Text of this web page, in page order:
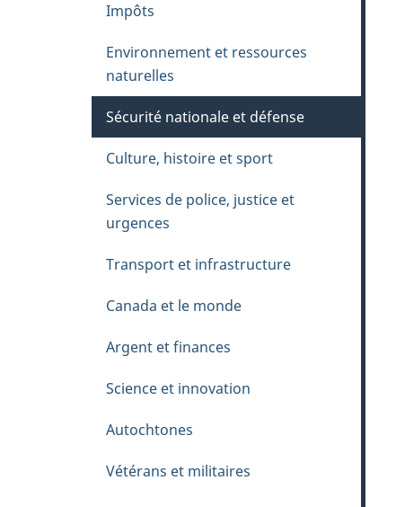
Impôts
Environnement et ressources
naturelles
Sécurité nationale et défense
Culture, histoire et sport
Services de police, justice et
urgences
Transport et infrastructure
Canada et le monde
Argent et finances
Science et innovation
Autochtones
Vétérans et militaires